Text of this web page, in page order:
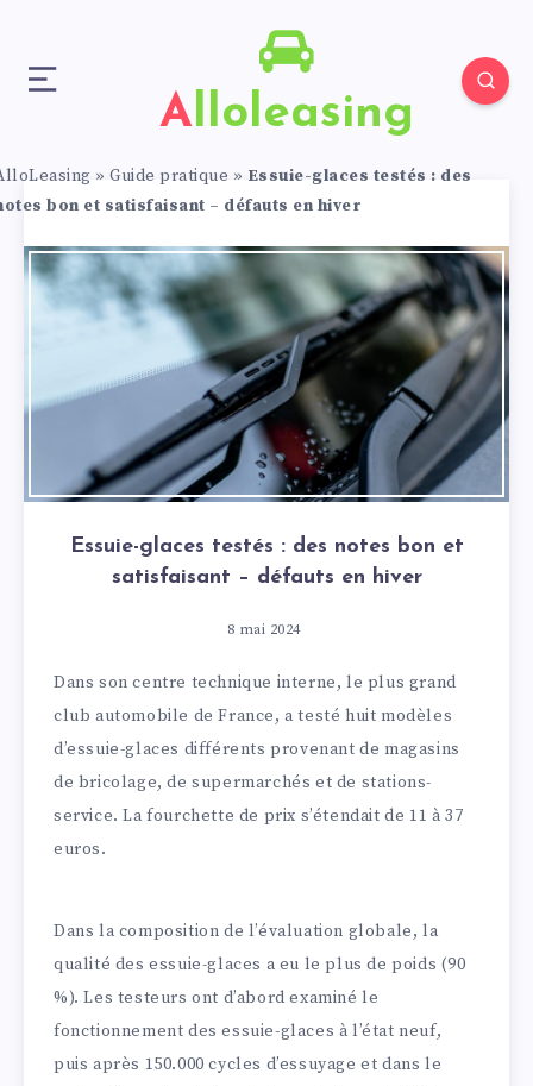
Alloleasing
» Guide pratique » Essuie-glaces testés : des
bon et satisfaisant – défauts en hiver
Essuie-glaces testés : des notes bon et
satisfaisant – défauts en hiver
8 mai 2024
Dans son centre technique interne, le plus grand
club automobile de France, a testé huit modèles
d’essuie-glaces différents provenant de magasins
de bricolage, de supermarchés et de stations-
service. La fourchette de prix s’étendait de 11 à 37
euros.
Dans la composition de l’évaluation globale, la
qualité des essuie-glaces a eu le plus de poids (90
%). Les testeurs ont d’abord examiné le
fonctionnement des essuie-glaces à l’état neuf,
puis après 150.000 cycles d’essuyage et dans le